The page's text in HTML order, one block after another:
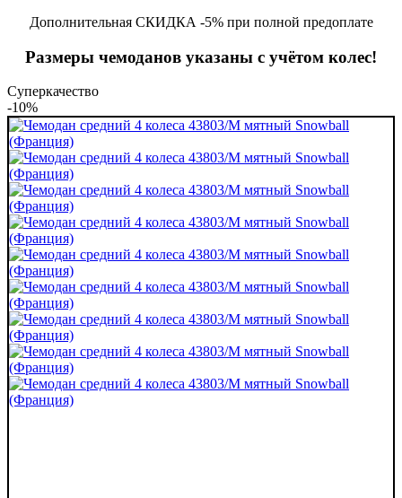
Дополнительная СКИДКА -5% при полной предоплате
Размеры чемоданов указаны с учётом колес!
Суперкачество
-10%